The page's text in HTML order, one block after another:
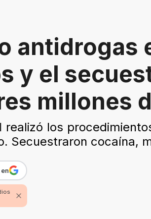
antidrogas
y el
millones
realizó los
Secuestraron cocaína,